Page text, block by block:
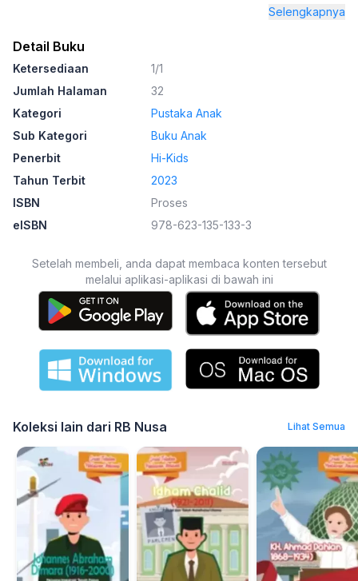
Selengkapnya
Detail Buku
Ketersediaan
1/1
Jumlah Halaman
32
Kategori
Pustaka Anak
Sub Kategori
Buku Anak
Penerbit
Hi-Kids
Tahun Terbit
2023
ISBN
Proses
eISBN
978-623-135-133-3
Setelah membeli, anda dapat membaca konten tersebut
melalui aplikasi-aplikasi di bawah ini
Koleksi lain dari RB Nusa Lihat Semua